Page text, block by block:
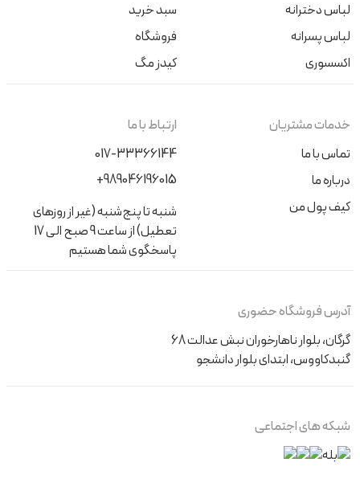
لباس دخترانه
لباس پسرانه
اکسسوری
سبد خرید
فروشگاه
کیدز مگ
خدمات مشتریان
تماس با ما
درباره ما
کیف پول من
ارتباط با ما
017-33366144
+989046196015
شنبه تا پنج‌شنبه (غیر از روزهای
تعطیل) از ساعت 9 صبح الی 17
پاسخگوی شما هستیم
آدرس فروشگاه حضوری
گرگان، بلوار ناهارخوران نبش عدالت 68
گنبدکاووس، ابتدای بلوار دانشجو
شبکه های اجتماعی